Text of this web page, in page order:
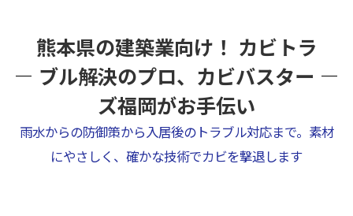
熊本県の建築業向け！ カビトラ
ブル解決のプロ、カビバスター
ズ福岡がお手伝い
雨水からの防御策から入居後のトラブル対応まで。素材
にやさしく、確かな技術でカビを撃退します